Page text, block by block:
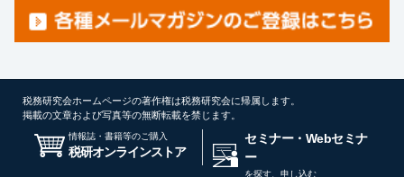
税務研究会ホームページの著作権は税務研究会に帰属します。
掲載の文章および写真等の無断転載を禁じます。
情報誌・書籍等のご購入
税研オンラインストア
セミナー・Webセミナ
ー
を探す、申し込む